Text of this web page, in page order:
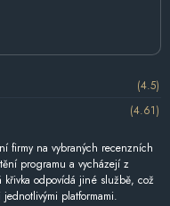
(4.5)
(4.61)
firmy na vybraných recenzních
programu a vycházejí z
odpovídá jiné službě, což
platformami.